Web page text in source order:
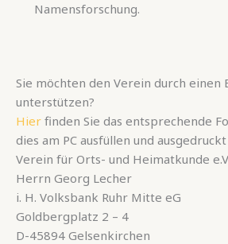
Namensforschung.
Sie möchten den Verein durch
unterstützen?
Hier finden Sie das entsprechende
dies am PC ausfüllen und
Verein für Orts- und Heimatkunde
Herrn Georg Lecher
i. H. Volksbank Ruhr Mitte eG
Goldbergplatz 2 – 4
D-45894 Gelsenkirchen